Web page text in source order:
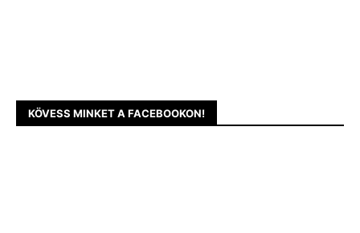
KÖVESS MINKET A FACEBOOKON!